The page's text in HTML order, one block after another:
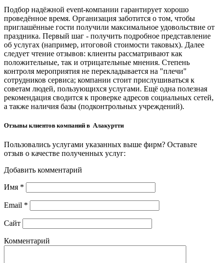
Подбор надёжной event-компании гарантирует хорошо
проведённое время. Организация заботится о том, чтобы
приглашённые гости получили максимальное удовольствие от
праздника. Первый шаг - получить подробное представление
об услугах (например, итоговой стоимости таковых). Далее
следует чтение отзывов: клиенты рассматривают как
положительные, так и отрицательные мнения. Степень
контроля мероприятия не перекладывается на "плечи"
сотрудников сервиса; компании стоит прислушиваться к
советам людей, пользующихся услугами. Ещё одна полезная
рекомендация сводится к проверке адресов социальных сетей,
а также наличия базы (подконтрольных учреждений).
Отзывы клиентов компаний в Алакуртти
Пользовались услугами указанных выше фирм? Оставьте
отзыв о качестве полученных услуг:
Добавить комментарий
Имя *
Email *
Сайт
Комментарий